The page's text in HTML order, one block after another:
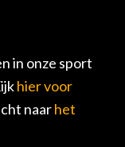
in onze sport
hier voor
naarhet